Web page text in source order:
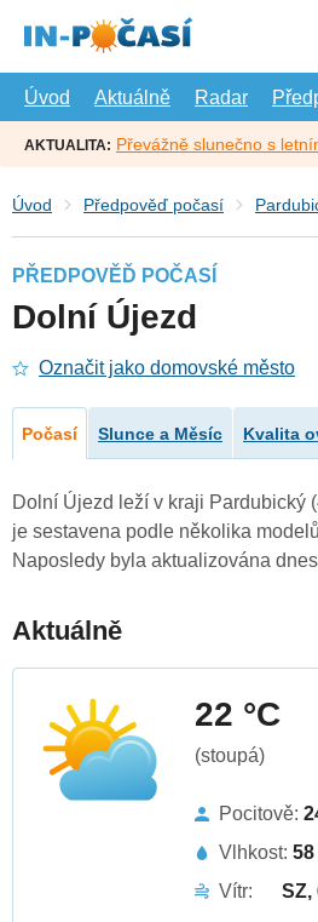
hlavní
Úvod
Aktuálně Radar
AKTUALITA: Převážně slunečno s
Úvod Předpověď počasí
PŘEDPOVĚĎ POČASÍ
Dolní Újezd
Označit jako domovské město
Počasí Slunce a Měsíc Kvalita
Dolní Újezd leží v kraji Pardubický
je sestavena podle několika
Naposledy byla aktualizována
Aktuálně
22 °C
(stoupá)
Pocitově:
Vlhkost: 58
Vítr:
SZ,